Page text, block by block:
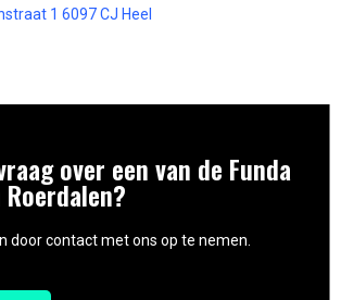
1 6097 CJ Heel
over een van de Funda
door contact met ons op te nemen.